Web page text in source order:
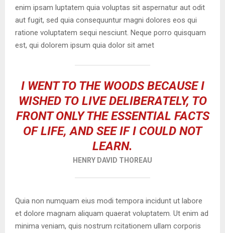
enim ipsam luptatem quia voluptas sit aspernatur aut odit
aut fugit, sed quia consequuntur magni dolores eos qui
ratione voluptatem sequi nesciunt. Neque porro quisquam
est, qui dolorem ipsum quia dolor sit amet
I WENT TO THE WOODS BECAUSE I
WISHED TO LIVE DELIBERATELY, TO
FRONT ONLY THE ESSENTIAL FACTS
OF LIFE, AND SEE IF I COULD NOT
LEARN.
HENRY DAVID THOREAU
Quia non numquam eius modi tempora incidunt ut labore
et dolore magnam aliquam quaerat voluptatem. Ut enim ad
minima veniam, quis nostrum rcitationem ullam corporis